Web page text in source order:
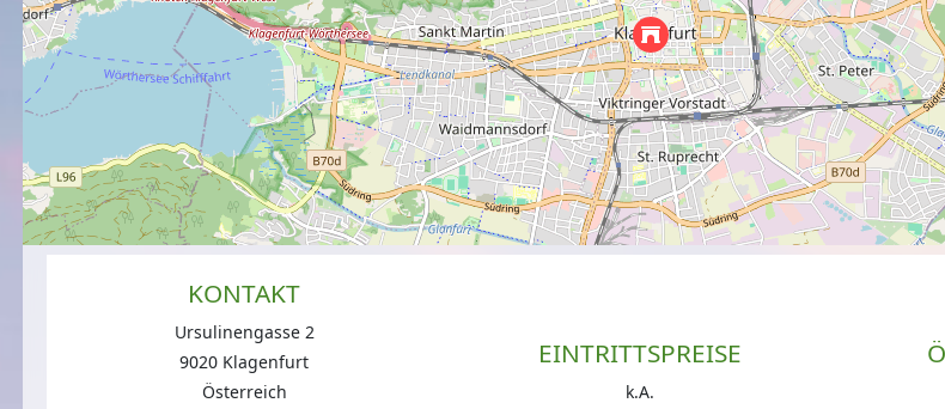
KONTAKT
Ursulinengasse 2
9020 Klagenfurt
Österreich
EINTRITTSPREISE
k.A.